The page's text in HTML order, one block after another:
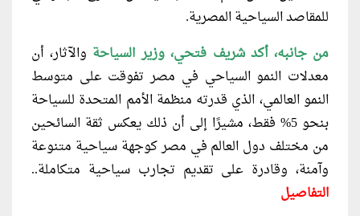
للمقاصد السياحية المصرية.
من جانبه، أكد شريف فتحي، وزير السياحة والآثار، أن
معدلات النمو السياحي في مصر تفوقت على متوسط
النمو العالمي، الذي قدرته منظمة الأمم المتحدة للسياحة
بنحو 5% فقط، مشيرًا إلى أن ذلك يعكس ثقة السائحين
من مختلف دول العالم في مصر كوجهة سياحية متنوعة
وآمنة، وقادرة على تقديم تجارب سياحية متكاملة..
التفاصيل